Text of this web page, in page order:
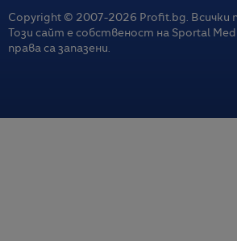
Copyright © 2007-2026 Profit.bg. Всички
Този сайт е собственост на Sportal
права са запазени.